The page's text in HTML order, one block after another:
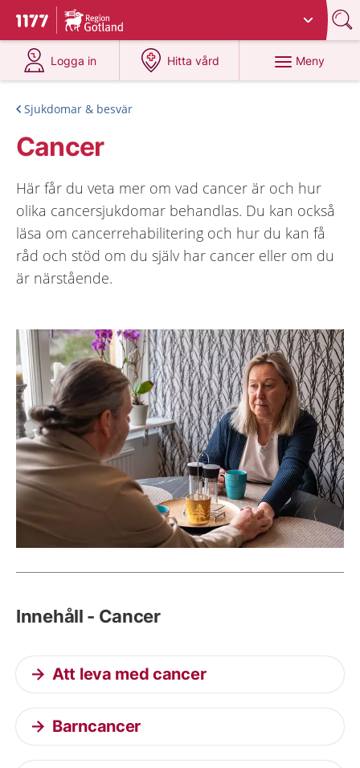
Till startsidan för 1177
Du har valt region
Logga in
på 1177.se
Hitta vård
på 1177.se
Meny
Sjukdomar & besvär
Cancer
Här får du veta mer om vad cancer är och hur
olika cancersjukdomar behandlas. Du kan också
läsa om cancerrehabilitering och hur du kan få
råd och stöd om du själv har cancer eller om du
är närstående.
Innehåll - Cancer
Att leva med cancer
Barncancer